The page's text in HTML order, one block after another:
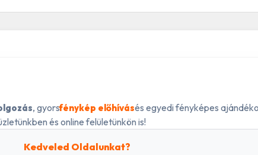
, gyorsfénykép előhívásés egyedi fényképes
és online felületünkön is!
Kedveled Oldalunkat?